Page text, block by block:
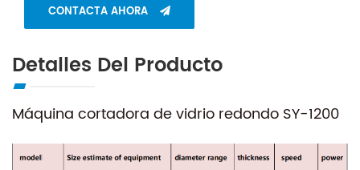
CONTACTA AHORA
Detalles Del Producto
Máquina cortadora de vidrio redondo SY-1200